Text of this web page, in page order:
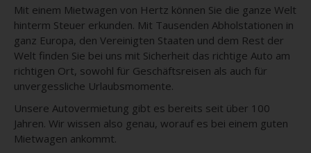
Mit einem Mietwagen von Hertz können Sie die ganze Welt
hinterm Steuer erkunden. Mit Tausenden Abholstationen in
ganz Europa, den Vereinigten Staaten und dem Rest der
Welt finden Sie bei uns mit Sicherheit das richtige Auto am
richtigen Ort, sowohl für Geschäftsreisen als auch für
unvergessliche Urlaubsmomente.
Unsere Autovermietung gibt es bereits seit über 100
Jahren. Wir wissen also genau, worauf es bei einem guten
Mietwagen ankommt.